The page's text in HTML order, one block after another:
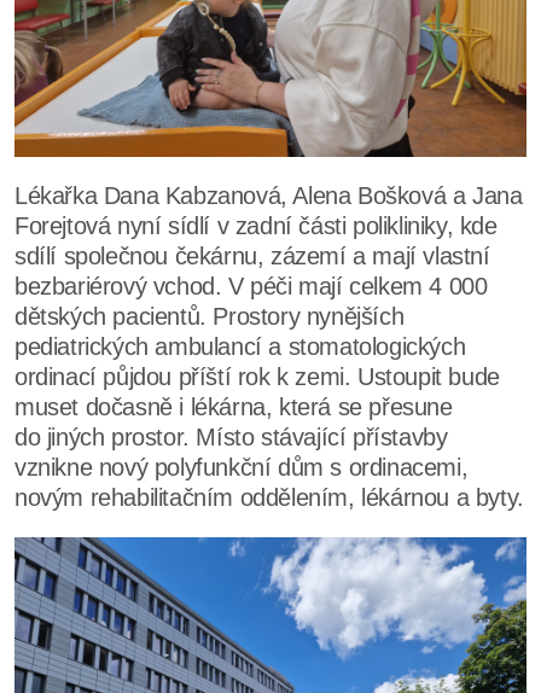
Lékařka Dana Kabzanová, Alena Bošková a Jana
Forejtová nyní sídlí v zadní části polikliniky, kde
sdílí společnou čekárnu, zázemí a mají vlastní
bezbariérový vchod. V péči mají celkem 4 000
dětských pacientů. Prostory nynějších
pediatrických ambulancí a stomatologických
ordinací půjdou příští rok k zemi. Ustoupit bude
muset dočasně i lékárna, která se přesune
do jiných prostor. Místo stávající přístavby
vznikne nový polyfunkční dům s ordinacemi,
novým rehabilitačním oddělením, lékárnou a byty.